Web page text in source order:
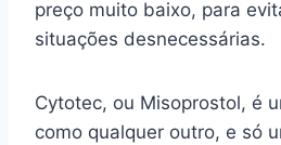
preço muito baixo, para
situações desnecessárias.
Cytotec, ou Misoprostol, é
como qualquer outro, e só